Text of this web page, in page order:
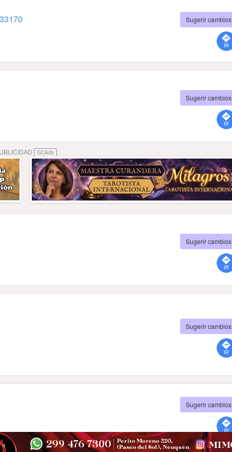
Sugerir cambios
Sugerir cambios
GCAds
Sugerir cambios
Sugerir cambios
Sugerir cambios